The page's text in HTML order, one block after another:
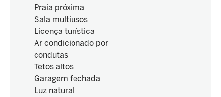
Praia próxima
Sala multiusos
Licença turística
Ar condicionado por
condutas
Tetos altos
Garagem fechada
Luz natural